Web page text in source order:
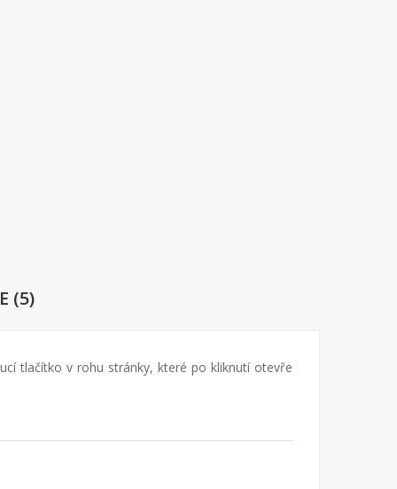
(5)
tlačítko v rohu stránky, které po kliknutí otevře